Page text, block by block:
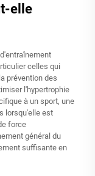
elle
celles qui
prévention des
l'hypertrophie
à un sport, une
lorsqu'elle est
force
général du
suffisante en